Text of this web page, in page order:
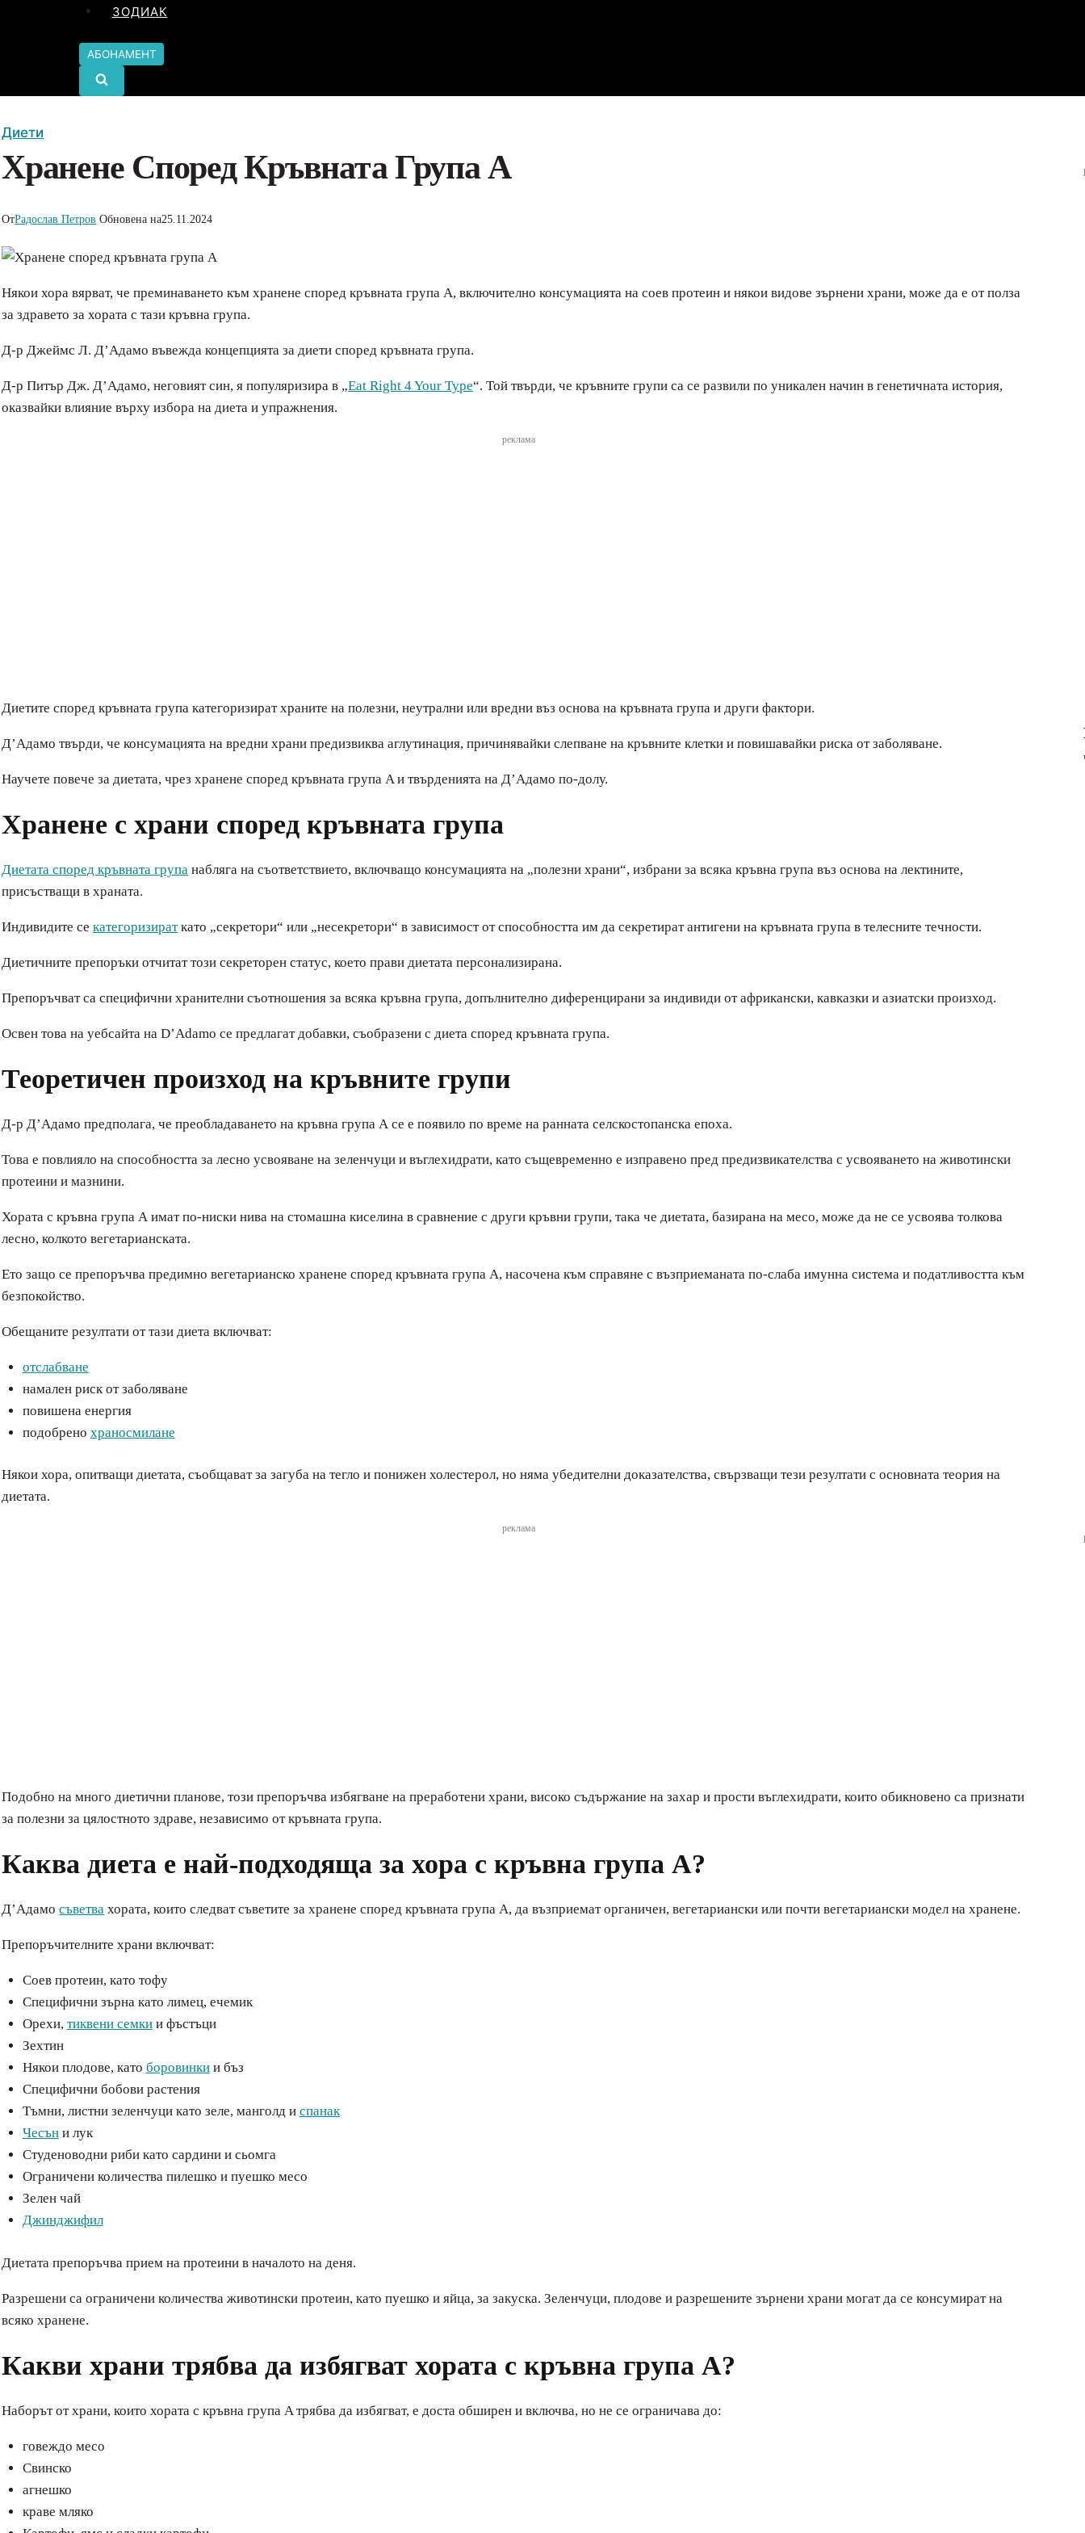
ЗОДИАК
АБОНАМЕНТ
Диети
Хранене Според Кръвната Група A
ОтРадослав Петров Обновена на25.11.2024
Някои хора вярват, че преминаването към хранене според кръвната група A, включително консумацията на соев протеин и някои видове зърнени храни, може да е от полза
за здравето за хората с тази кръвна група.
Д-р Джеймс Л. Д’Адамо въвежда концепцията за диети според кръвната група.
Д-р Питър Дж. Д’Адамо, неговият син, я популяризира в „Eat Right 4 Your Type“. Той твърди, че кръвните групи са се развили по уникален начин в генетичната история,
оказвайки влияние върху избора на диета и упражнения.
реклама
Диетите според кръвната група категоризират храните на полезни, неутрални или вредни въз основа на кръвната група и други фактори.
Д’Адамо твърди, че консумацията на вредни храни предизвиква аглутинация, причинявайки слепване на кръвните клетки и повишавайки риска от заболяване.
Научете повече за диетата, чрез хранене според кръвната група A и твърденията на Д’Адамо по-долу.
Хранене с храни според кръвната група
Диетата според кръвната група набляга на съответствието, включващо консумацията на „полезни храни“, избрани за всяка кръвна група въз основа на лектините,
присъстващи в храната.
Индивидите секатегоризираткато „секретори“ или „несекретори“ в зависимост от способността им да секретират антигени на кръвната група в телесните течности.
Диетичните препоръки отчитат този секреторен статус, което прави диетата персонализирана.
Препоръчват са специфични хранителни съотношения за всяка кръвна група, допълнително диференцирани за индивиди от африкански, кавказки и азиатски произход.
Освен това на уебсайта на D’Adamo се предлагат добавки, съобразени с диета според кръвната група.
Теоретичен произход на кръвните групи
Д-р Д’Адамо предполага, че преобладаването на кръвна група А се е появило по време на ранната селскостопанска епоха.
Това е повлияло на способността за лесно усвояване на зеленчуци и въглехидрати, като същевременно е изправено пред предизвикателства с усвояването на животински
протеини и мазнини.
Хората с кръвна група А имат по-ниски нива на стомашна киселина в сравнение с други кръвни групи, така че диетата, базирана на месо, може да не се усвоява толкова
лесно, колкото вегетарианската.
Ето защо се препоръчва предимно вегетарианско хранене според кръвната група A, насочена към справяне с възприеманата по-слаба имунна система и податливостта към
безпокойство.
Обещаните резултати от тази диета включват:
отслабване
намален риск от заболяване
повишена енергия
подобрено храносмилане
Някои хора, опитващи диетата, съобщават за загуба на тегло и понижен холестерол, но няма убедителни доказателства, свързващи тези резултати с основната теория на
диетата.
реклама
Подобно на много диетични планове, този препоръчва избягване на преработени храни, високо съдържание на захар и прости въглехидрати, които обикновено са признати
за полезни за цялостното здраве, независимо от кръвната група.
Каква диета е най-подходяща за хора с кръвна група А?
Д’Адамосъветва хората, които следват съветите за хранене според кръвната група A, да възприемат органичен, вегетариански или почти вегетариански модел на хранене.
Препоръчителните храни включват:
Соев протеин, като тофу
Специфични зърна като лимец, ечемик
Орехи, тиквени семкии фъстъци
Зехтин
Някои плодове, като боровинкии бъз
Специфични бобови растения
Тъмни, листни зеленчуци като зеле, манголд и спанак
Чесъни лук
Студеноводни риби като сардини и сьомга
Ограничени количества пилешко и пуешко месо
Зелен чай
Джинджифил
Диетата препоръчва прием на протеини в началото на деня.
Разрешени са ограничени количества животински протеин, като пуешко и яйца, за закуска. Зеленчуци, плодове и разрешените зърнени храни могат да се консумират на
всяко хранене.
Какви храни трябва да избягват хората с кръвна група А?
Наборът от храни, които хората с кръвна група A трябва да избягват, е доста обширен и включва, но не се ограничава до:
говеждо месо
Свинско
агнешко
краве мляко